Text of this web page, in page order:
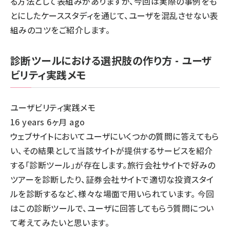
とにしたケーススタディを通じて、ユーザを混乱させない表
組みのコツをご紹介します。
診断ツールにおける選択肢の作り方 - ユーザ
ビリティ実践メモ
ユーザビリティ実践メモ
16 years 6ヶ月 ago
ウェブサイトにおいてユーザにいくつかの質問に答えてもら
い、その結果として当該サイトが提供するサービスを紹介
する「診断ツール」が存在します。旅行会社サイトで好みの
ツアーを診断したり、証券会社サイトで適切な投資スタイ
ルを診断するなど、様々な場面で用いられています。 今回
はこの診断ツールで、ユーザに回答してもらう質問につい
て考えてみたいと思います。